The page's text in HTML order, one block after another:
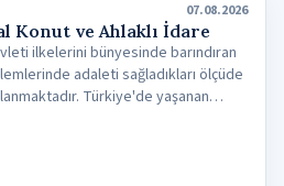
07.08.2026
Konut ve Ahlaklı İdare
ilkelerini bünyesinde barındıran
adaleti sağladıkları ölçüde
Türkiye'de yaşanan